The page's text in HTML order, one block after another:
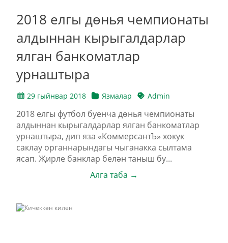
2018 елгы дөнья чемпионаты
алдыннан кырыгалдарлар
ялган банкоматлар
урнаштыра
29 гыйнвар 2018 Язмалар Admin
2018 елгы футбол буенча дөнья чемпионаты
алдыннан кырыгалдарлар ялган банкоматлар
урнаштыра, дип яза «КоммерсантЪ» хокук
саклау органнарындагы чыганакка сылтама
ясап. Җирле банклар белән таныш бу...
Алга таба →